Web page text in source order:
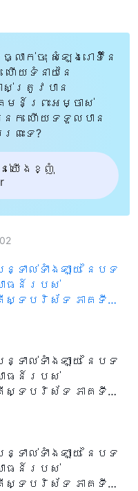
ាក់ចុះ សំឡេងរោទិ៍នៃ
ើយទំនាយនៃ
ស់ត្រូវបាន
មន៍ព្រះអម្ចាស់
ក ហើយទទួលបាន
រះទេ?
យើងខ្ញុំ
ទាល់ទាំងឡាយ នៃបទ
ោធន៍របស់
ស្ទបរិស័ទ ភាគទី
ទាល់ទាំងឡាយ នៃបទ
ោធន៍របស់
ស្ទបរិស័ទ ភាគទី
ទាល់ទាំងឡាយ នៃបទ
ោធន៍របស់
ស្ទបរិស័ទ ភាគទី